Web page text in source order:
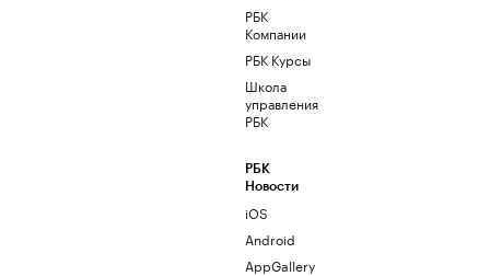
РБК
Компании
РБК Курсы
Школа
управления
РБК
РБК
Новости
iOS
Android
AppGallery